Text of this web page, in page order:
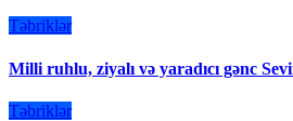
Təbriklər
Milli ruhlu, ziyalı və yaradıcı gənc
Təbriklər